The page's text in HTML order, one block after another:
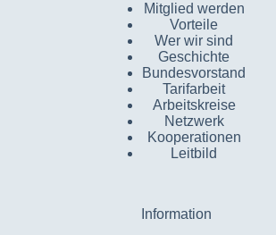
Mitglied werden
Vorteile
Wer wir sind
Geschichte
Bundesvorstand
Tarifarbeit
Arbeitskreise
Netzwerk
Kooperationen
Leitbild
Information